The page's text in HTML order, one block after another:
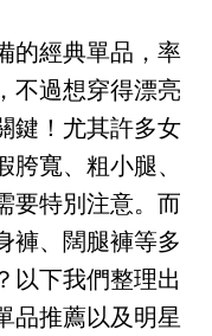
的經典單品，率
不過想穿得漂亮
鍵！尤其許多女
胯寬、粗小腿、
要特別注意。而
褲、闊腿褲等多
以下我們整理出
品推薦以及明星